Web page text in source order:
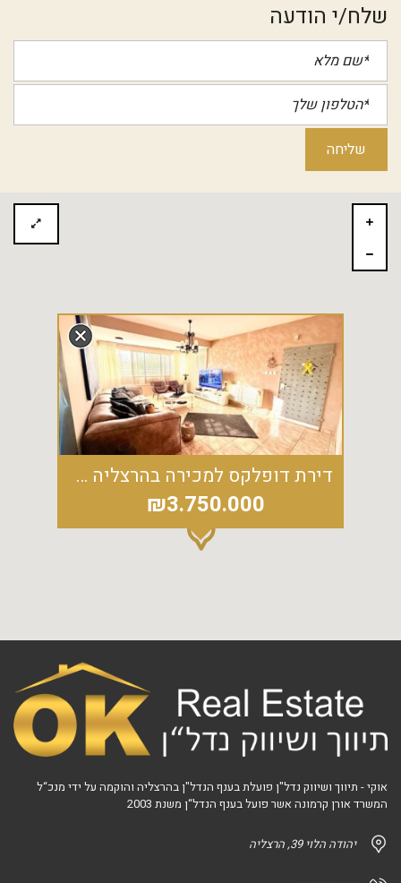
שלח/י הודעה
דירת דופלקס למכירה בהרצליה הצעירה - 5.5 חדרים פלוס גג 65 מ"ר
₪3.750.000
אוקי - תיווך ושיווק נדל"ן פועלת בענף הנדל"ן בהרצליה והוקמה על ידי מנכ“ל
המשרד אורן קרמונה אשר פועל בענף הנדל“ן משנת 2003
יהודה הלוי 39, הרצליה